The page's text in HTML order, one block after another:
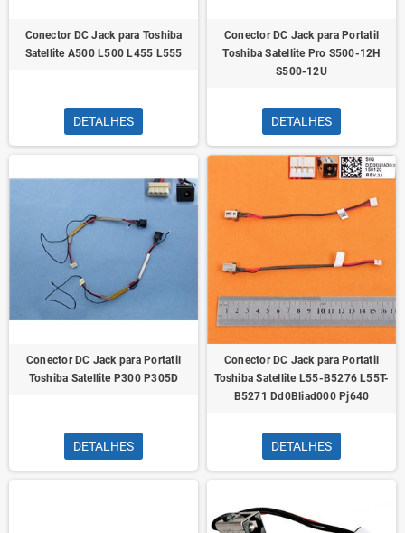
Conector DC Jack para Toshiba
Satellite A500 L500 L455 L555
DETALHES
Conector DC Jack para Portatil
Toshiba Satellite Pro S500-12H
S500-12U
DETALHES
Conector DC Jack para Portatil
Toshiba Satellite P300 P305D
DETALHES
Conector DC Jack para Portatil
Toshiba Satellite L55-B5276 L55T-
B5271 Dd0Bliad000 Pj640
DETALHES